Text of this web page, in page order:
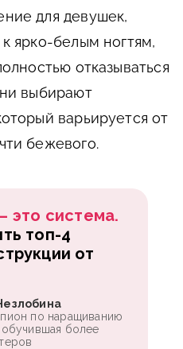
для девушек,
ярко-белым ногтям,
отказываться
выбирают
варьируется от
бежевого.
это система.
топ-4
от
по наращиванию
более